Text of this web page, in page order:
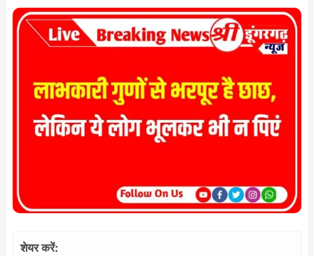
शेयर करें: